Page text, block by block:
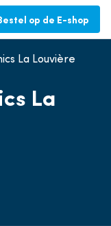
op de E-shop
La Louvière
La